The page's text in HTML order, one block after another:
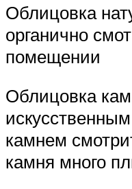
Облицовка
органично
помещении
Облицовка
камнем
камня много